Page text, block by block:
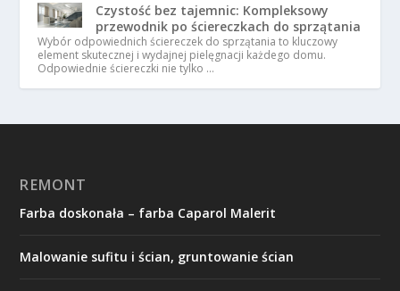
Czystość bez tajemnic: Kompleksowy
przewodnik po ściereczkach do sprzątania
Wybór odpowiednich ściereczek do sprzątania to kluczowy
element skutecznej i wydajnej pielęgnacji każdego domu.
Odpowiednie ściereczki nie tylko …
REMONT
Farba doskonała – farba Caparol Malerit
Malowanie sufitu i ścian, gruntowanie ścian